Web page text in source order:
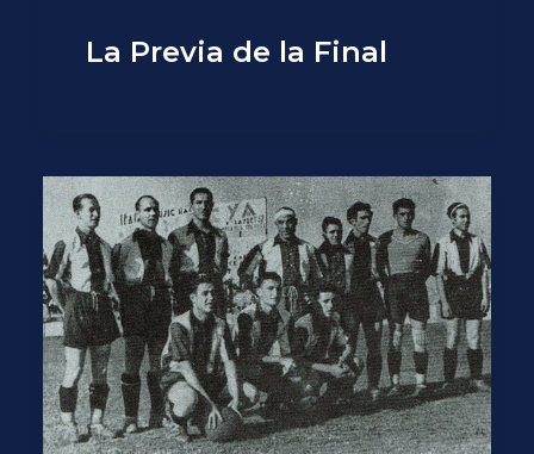
La Previa de la Final